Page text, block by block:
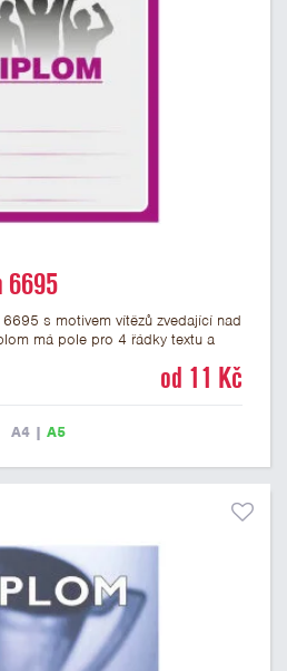
6695
s motivem vítězů zvedající nad
má pole pro 4 řádky textu a
diplom je vhodný pro
má gramáž 250 g/m2.
od 11 Kč
A4| A5